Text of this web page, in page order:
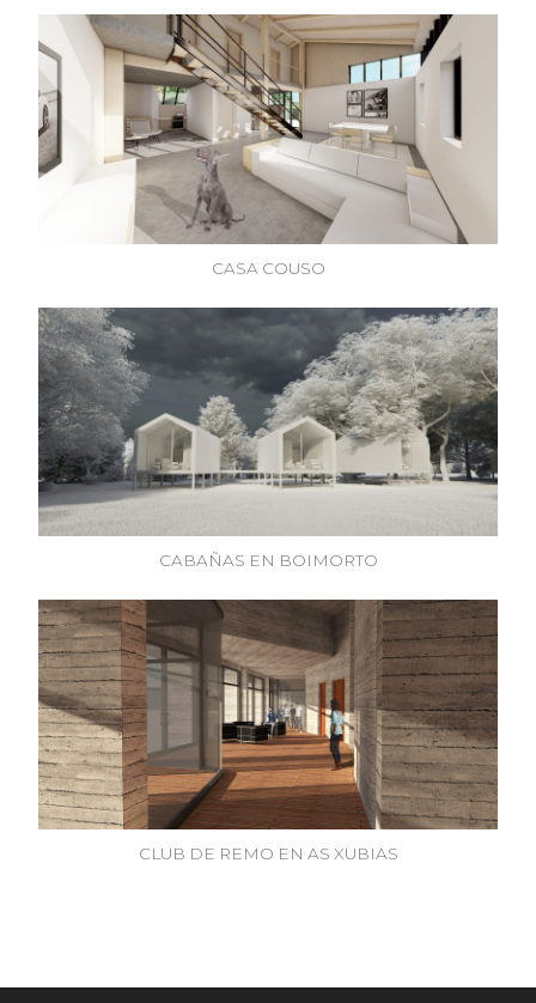
CASA COUSO
CABAÑAS EN BOIMORTO
CLUB DE REMO EN AS XUBIAS